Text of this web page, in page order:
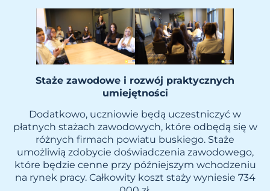
Staże zawodowe i rozwój praktycznych
umiejętności
Dodatkowo, uczniowie będą uczestniczyć w
płatnych stażach zawodowych, które odbędą się w
różnych firmach powiatu buskiego. Staże
umożliwią zdobycie doświadczenia zawodowego,
które będzie cenne przy późniejszym wchodzeniu
na rynek pracy. Całkowity koszt staży wyniesie 734